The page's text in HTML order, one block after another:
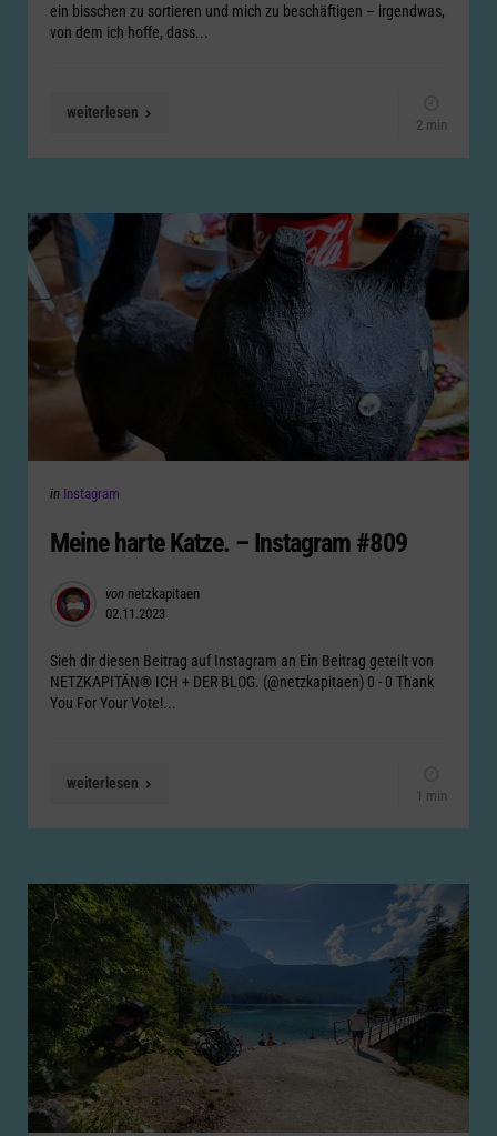
ein bisschen zu sortieren und mich zu beschäftigen – irgendwas,
von dem ich hoffe, dass...
weiterlesen
2 min
Categories
Posted
in Instagram
Meine harte Katze. – Instagram #809
Posted
by
von netzkapitaen
02.11.2023
Sieh dir diesen Beitrag auf Instagram an Ein Beitrag geteilt von
NETZKAPITÄN® ICH + DER BLOG. (@netzkapitaen) 0 - 0 Thank
You For Your Vote!...
weiterlesen
1 min